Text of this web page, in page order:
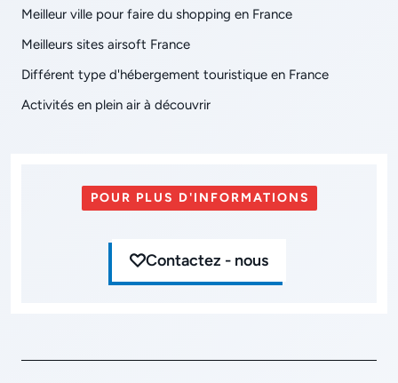
Meilleur ville pour faire du shopping en France
Meilleurs sites airsoft France
Différent type d'hébergement touristique en France
Activités en plein air à découvrir
POUR PLUS D'INFORMATIONS
Contactez - nous